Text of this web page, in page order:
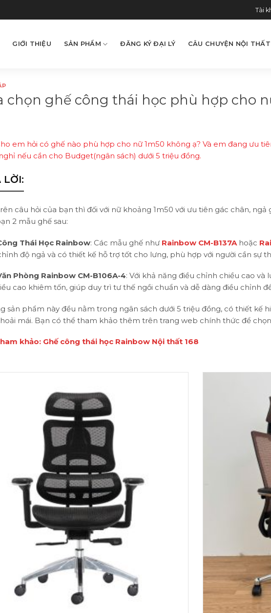
Tài
GIỚI THIỆU SẢN PHẨM ĐĂNG KÝ ĐẠI LÝ CÂU CHUYỆN NỘI THẤT
chọn ghế công thái học phù hợp cho
em hỏi có ghế nào phù hợp cho nữ 1m50 không ạ? Và em đang ưu
nếu cần cho Budget(ngân sách) dưới 5 triệu đồng.
LỜI:
câu hỏi của bạn thì đối với nữ khoảng 1m50 với ưu tiên gác chân, ngả
2 mẫu ghế sau:
Thái Học Rainbow: Các mẫu ghế như Rainbow CM-B137A hoặc
độ ngả và có thiết kế hỗ trợ tốt cho lưng, phù hợp với người cần sự
Phòng Rainbow CM-B106A-4: Với khả năng điều chỉnh chiều cao
cao khiêm tốn, giúp duy trì tư thế ngồi chuẩn và dễ dàng điều chỉnh
sản phẩm này đều nằm trong ngân sách dưới 5 triệu đồng, có thiết kế
mái. Bạn có thể tham khảo thêm trên trang web chính thức để
khảo: Ghế công thái học Rainbow Nội thất 168